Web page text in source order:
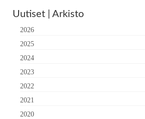
Uutiset | Arkisto
2026
2025
2024
2023
2022
2021
2020